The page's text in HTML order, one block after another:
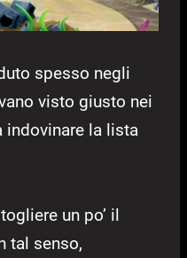
spesso negli
visto giusto nei
indovinare la lista
un po’ il
tal senso,